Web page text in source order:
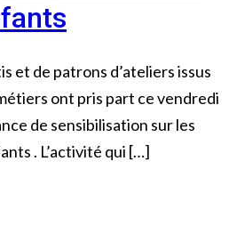
et de patrons d’ateliers issus
ont pris part ce vendredi
de sensibilisation sur les
. L’activité qui […]